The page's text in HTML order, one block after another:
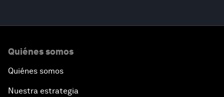
Quiénes somos
Quiénes somos
Nuestra estrategia